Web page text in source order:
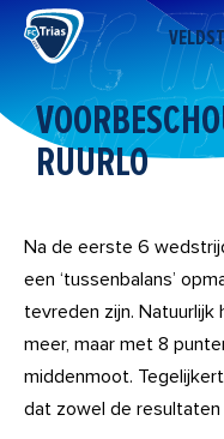
naar
inhoud
RUURLO
Na de eerste 6
een ‘tussenbalans’
tevreden zijn.
meer, maar met 8
middenmoot.
dat zowel de resultaten